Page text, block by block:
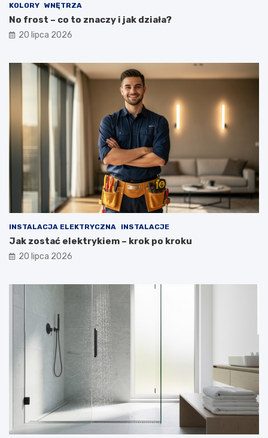
KOLORY WNĘTRZA
No frost – co to znaczy i jak działa?
20 lipca 2026
INSTALACJA ELEKTRYCZNA INSTALACJE
Jak zostać elektrykiem – krok po kroku
20 lipca 2026